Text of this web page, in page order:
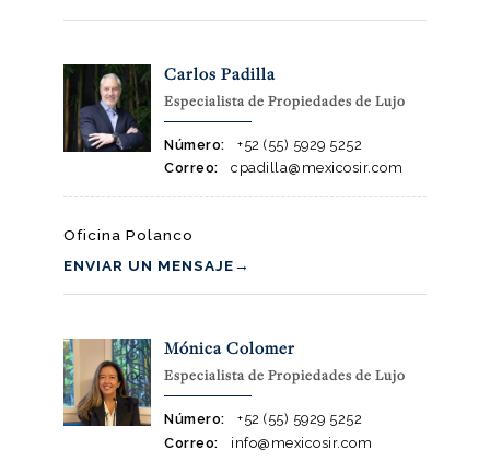
Carlos Padilla
Especialista de Propiedades de Lujo
Número:
+52 (55) 5929 5252
Correo:
cpadilla@mexicosir.com
Oficina Polanco
ENVIAR UN MENSAJE→
Mónica Colomer
Especialista de Propiedades de Lujo
Número:
+52 (55) 5929 5252
Correo:
info@mexicosir.com